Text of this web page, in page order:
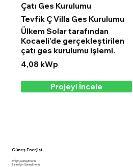
Çatı Ges Kurulumu
Tevfik Ç Villa Ges Kurulumu
Ülkem Solar tarafından
Kocaeli'de gerçekleştirilen
çatı ges kurulumu işlemi.
4,08 kWp
Projeyi İncele
Güneş Enerjisi
Ev İçin Güneş Enerjisi
Tarım İçin Güneş Enerjisi